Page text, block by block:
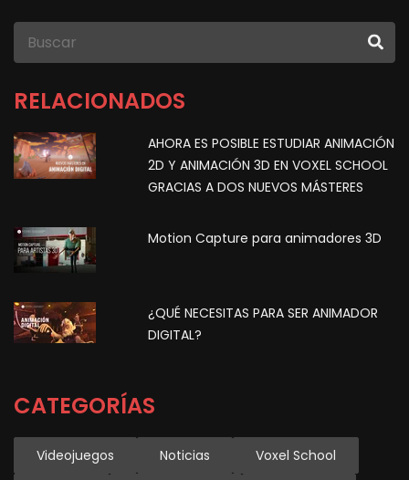
RELACIONADOS
AHORA ES POSIBLE ESTUDIAR ANIMACIÓN
2D Y ANIMACIÓN 3D EN VOXEL SCHOOL
GRACIAS A DOS NUEVOS MÁSTERES
Motion Capture para animadores 3D
¿QUÉ NECESITAS PARA SER ANIMADOR
DIGITAL?
CATEGORÍAS
Videojuegos Noticias Voxel School